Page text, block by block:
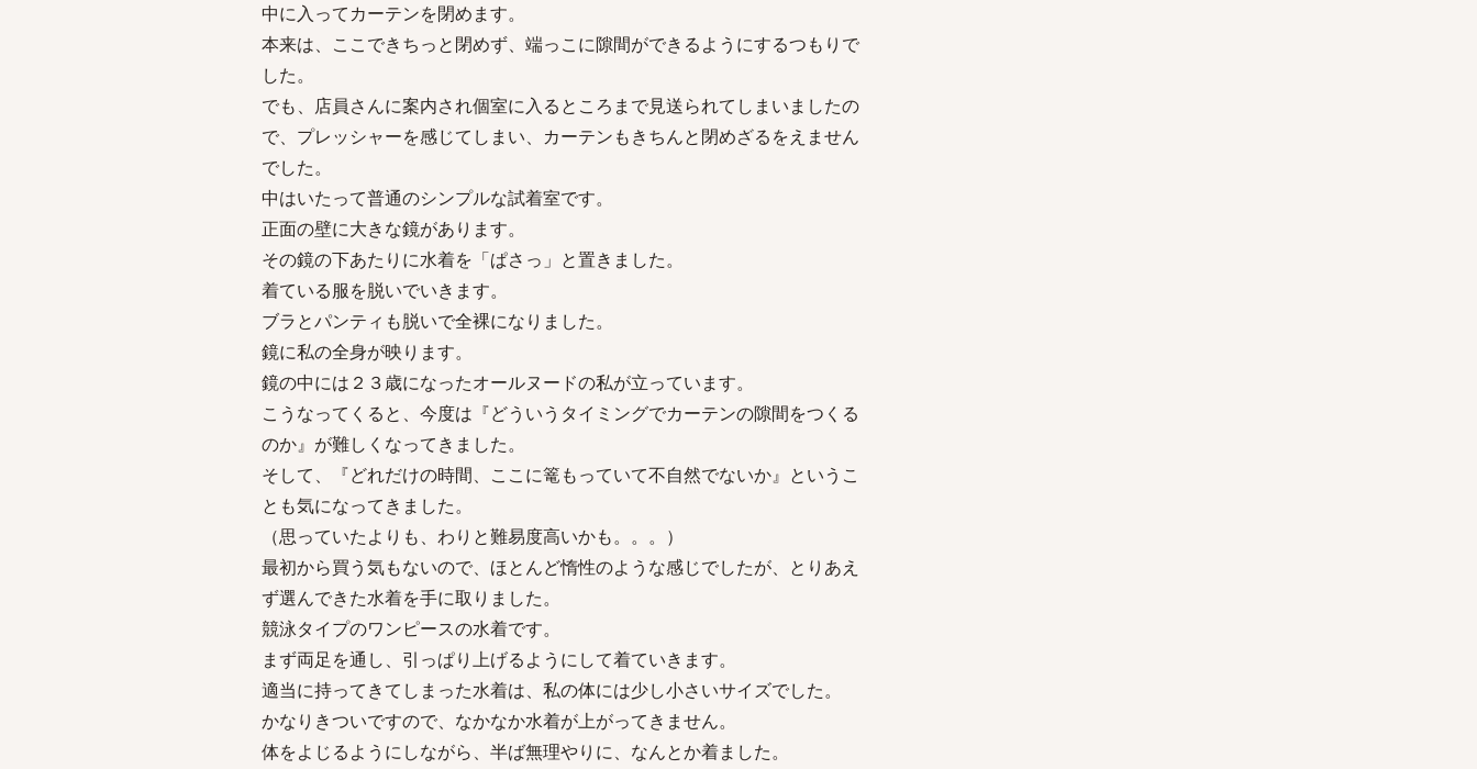
中に入ってカーテンを閉めます。
本来は、ここできちっと閉めず、端っこに隙間ができるようにするつもりで
した。
でも、店員さんに案内され個室に入るところまで見送られてしまいましたの
で、プレッシャーを感じてしまい、カーテンもきちんと閉めざるをえません
でした。
中はいたって普通のシンプルな試着室です。
正面の壁に大きな鏡があります。
その鏡の下あたりに水着を「ぱさっ」と置きました。
着ている服を脱いでいきます。
ブラとパンティも脱いで全裸になりました。
鏡に私の全身が映ります。
鏡の中には２３歳になったオールヌードの私が立っています。
こうなってくると、今度は『どういうタイミングでカーテンの隙間をつくる
のか』が難しくなってきました。
そして、『どれだけの時間、ここに篭もっていて不自然でないか』というこ
とも気になってきました。
（思っていたよりも、わりと難易度高いかも。。。）
最初から買う気もないので、ほとんど惰性のような感じでしたが、とりあえ
ず選んできた水着を手に取りました。
競泳タイプのワンピースの水着です。
まず両足を通し、引っぱり上げるようにして着ていきます。
適当に持ってきてしまった水着は、私の体には少し小さいサイズでした。
かなりきついですので、なかなか水着が上がってきません。
体をよじるようにしながら、半ば無理やりに、なんとか着ました。